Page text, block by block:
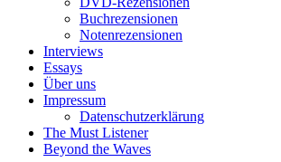
Buchrezensionen
Notenrezensionen
Interviews
Essays
Über uns
Impressum
Datenschutzerklärung
The Must Listener
Beyond the Waves